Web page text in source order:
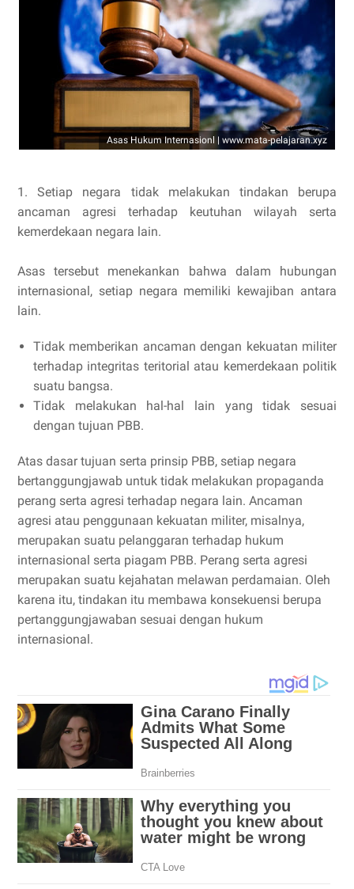
Asas Hukum Internasionl | www.mata-pelajaran.xyz
1. Setiap negara tidak melakukan tindakan berupa
ancaman agresi terhadap keutuhan wilayah serta
kemerdekaan negara lain.
Asas tersebut menekankan bahwa dalam hubungan
internasional, setiap negara memiliki kewajiban antara
lain.
Tidak memberikan ancaman dengan kekuatan militer
terhadap integritas teritorial atau kemerdekaan politik
suatu bangsa.
Tidak melakukan hal-hal lain yang tidak sesuai
dengan tujuan PBB.
Atas dasar tujuan serta prinsip PBB, setiap negara
bertanggungjawab untuk tidak melakukan propaganda
perang serta agresi terhadap negara lain. Ancaman
agresi atau penggunaan kekuatan militer, misalnya,
merupakan suatu pelanggaran terhadap hukum
internasional serta piagam PBB. Perang serta agresi
merupakan suatu kejahatan melawan perdamaian. Oleh
karena itu, tindakan itu membawa konsekuensi berupa
pertanggungjawaban sesuai dengan hukum
internasional.